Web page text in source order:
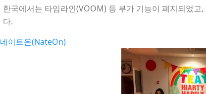
한국에서는 타임라인(VOOM) 등 부가 기능이 폐지되었고
다.
네이트온(NateOn)